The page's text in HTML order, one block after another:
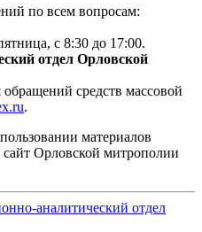
по всем вопросам:
с 8:30 до 17:00.
отдел Орловской
средств массовой
.
материалов
Орловской митрополии
аналитический отдел